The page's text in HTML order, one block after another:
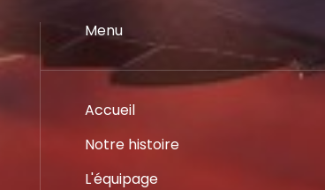
Menu
Accueil
Notre histoire
L'équipage